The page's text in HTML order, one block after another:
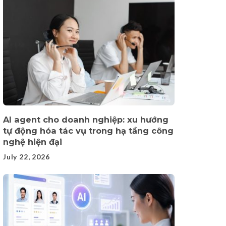
AI agent cho doanh nghiệp: xu hướng
tự động hóa tác vụ trong hạ tầng công
nghệ hiện đại
July 22, 2026